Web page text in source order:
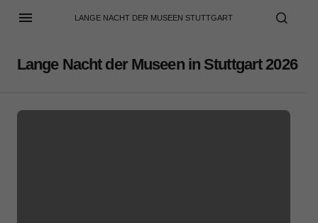
LANGE NACHT DER MUSEEN STUTTGART
Lange Nacht der Museen in Stuttgart 2026